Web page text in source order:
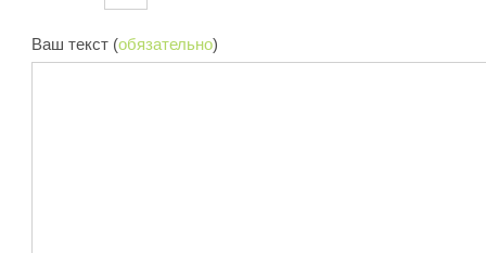
Ваш текст (обязательно)